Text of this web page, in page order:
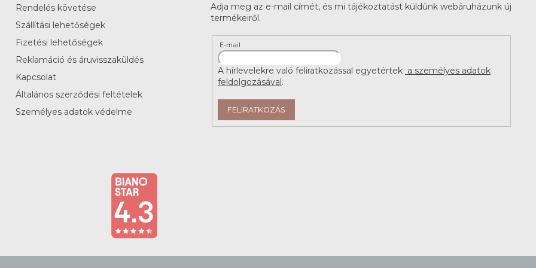
Rendelés követése
Szállítási lehetőségek
Fizetési lehetőségek
Reklamáció és áruvisszaküldés
Kapcsolat
Általános szerződési feltételek
Személyes adatok védelme
Adja meg az e-mail címét, és mi tájékoztatást küldünk webáruházunk új
termékeiről.
E-mail
A hírlevelekre való feliratkozással egyetértek a személyes adatok
feldolgozásával.
FELIRATKOZÁS